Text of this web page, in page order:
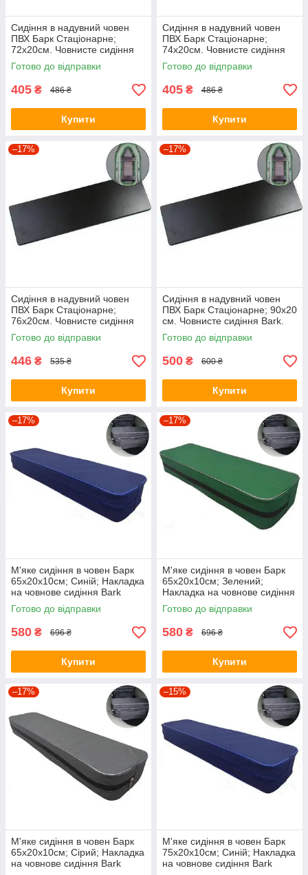
Сидіння в надувний човен
ПВХ Барк Стаціонарне;
72х20см. Човнисте сидіння
Bark.
Готово до відправки
405 ₴ 486 ₴
Купити
Сидіння в надувний човен
ПВХ Барк Стаціонарне;
74х20см. Човнисте сидіння
Bark.
Готово до відправки
405 ₴ 486 ₴
Купити
–17%
Сидіння в надувний човен
ПВХ Барк Стаціонарне;
76х20см. Човнисте сидіння
Bark.
Готово до відправки
446 ₴ 535 ₴
Купити
–17%
Сидіння в надувний човен
ПВХ Барк Стаціонарне; 90х20
см. Човнисте сидіння Bark.
Готово до відправки
500 ₴ 600 ₴
Купити
–17%
М'яке сидіння в човен Барк
65х20х10см; Синій; Накладка
на човнове сидіння Bark
Готово до відправки
580 ₴ 696 ₴
Купити
–17%
М'яке сидіння в човен Барк
65х20х10см; Зелений;
Накладка на човнове сидіння
Bark
Готово до відправки
580 ₴ 696 ₴
Купити
–17%
М'яке сидіння в човен Барк
65х20х10см; Сірий; Накладка
на човнове сидіння Bark
–15%
М'яке сидіння в човен Барк
75х20х10см; Синій; Накладка
на човнове сидіння Bark